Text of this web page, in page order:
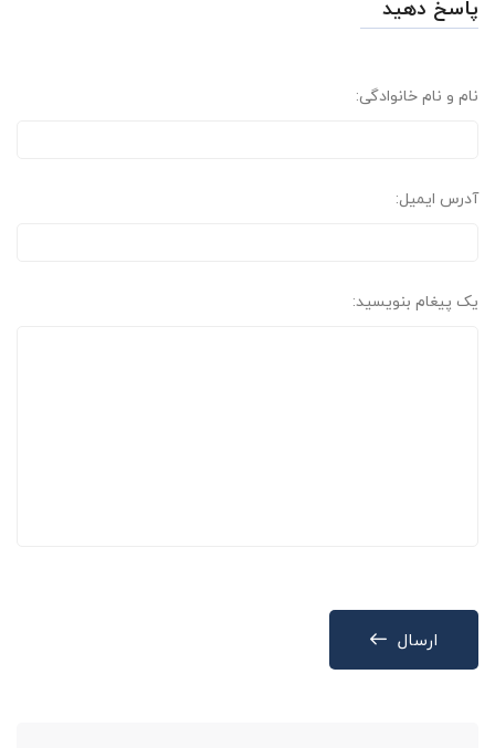
پاسخ دهید
نام و نام خانوادگی:
آدرس ایمیل:
یک پیغام بنویسید:
ارسال